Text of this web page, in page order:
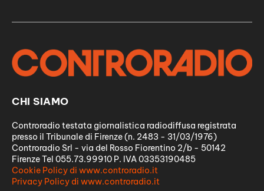
CHI SIAMO
Controradio testata giornalistica radiodiffusa registrata
presso il Tribunale di Firenze (n. 2483 - 31/03/1976)
Controradio Srl - via del Rosso Fiorentino 2/b - 50142
Firenze Tel 055.73.99910 P. IVA 03353190485
Cookie Policy di www.controradio.it
Privacy Policy di www.controradio.it